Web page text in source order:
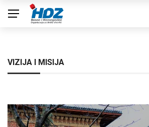
VIZIJA I MISIJA